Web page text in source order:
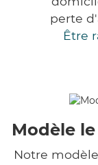
perte
Être
Modèle
Notre